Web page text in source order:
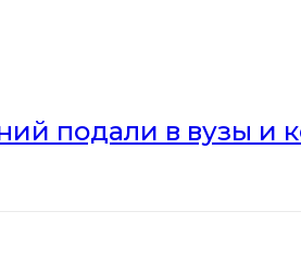
подали в вузы и